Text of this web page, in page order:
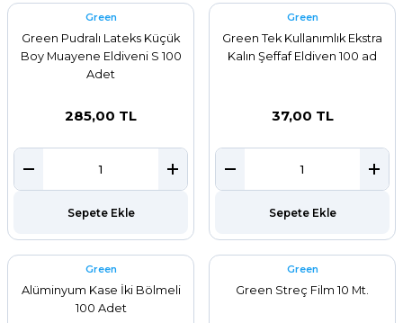
Green
Green Pudralı Lateks Küçük
Boy Muayene Eldiveni S 100
Adet
285,00 TL
Sepete Ekle
Green
Green Tek Kullanımlık Ekstra
Kalın Şeffaf Eldiven 100 ad
37,00 TL
Sepete Ekle
Green
Alüminyum Kase İki Bölmeli
100 Adet
Green
Green Streç Film 10 Mt.